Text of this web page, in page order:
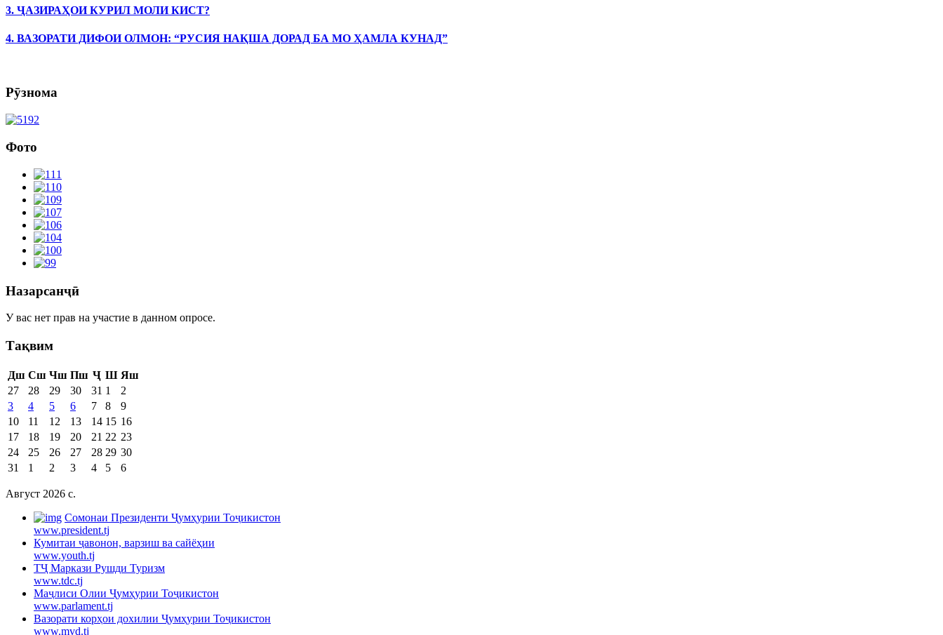
3. ҶАЗИРАҲОИ КУРИЛ МОЛИ КИСТ?
4. ВАЗОРАТИ ДИФОИ ОЛМОН: “РУСИЯ НАҚША ДОРАД БА МО ҲАМЛА КУНАД”
Рӯзнома
Фото
Назарсанҷӣ
У вас нет прав на участие в данном опросе.
Тақвим
Дш Сш Чш Пш Ҷ Ш Яш
27
28 29 30 31 1
2
3
4 5 6 7 8
9
10
11 12 13 14 15 16
17
18 19 20 21 22 23
24
25 26 27 28 29 30
31
1 2 3 4 5 6
Август 2026 c.
Cомонаи Президенти Ҷумҳурии Тоҷикистон
www.president.tj
Кумитаи ҷавонон, варзиш ва сайёҳии
www.youth.tj
ТҶ Маркази Рушди Туризм
www.tdc.tj
Маҷлиси Олии Ҷумҳурии Тоҷикистон
www.parlament.tj
Вазорати корҳои дохилии Ҷумҳурии Тоҷикистон
www.mvd.tj